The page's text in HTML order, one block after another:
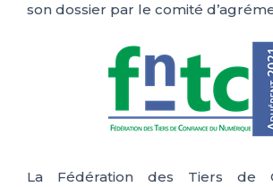
son dossier par le comité
La Fédération des Tiers de